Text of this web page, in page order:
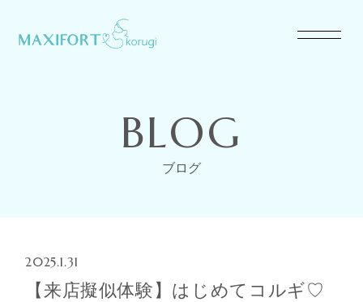
BLOG
ブログ
2025.1.31
【来店擬似体験】はじめてコルギ♡